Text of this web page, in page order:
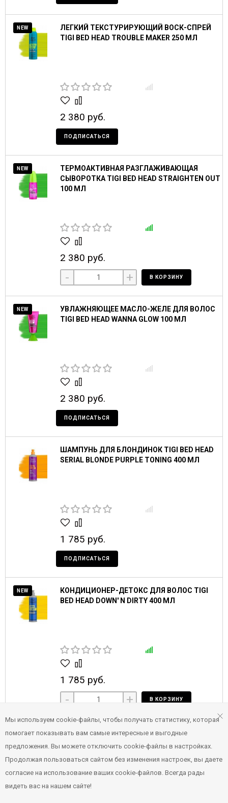
NEW
ЛЕГКИЙ ТЕКСТУРИРУЮЩИЙ ВОСК-СПРЕЙ
TIGI BED HEAD TROUBLE MAKER 250 МЛ
2 380 руб.
ПОДПИСАТЬСЯ
NEW
ТЕРМОАКТИВНАЯ РАЗГЛАЖИВАЮЩАЯ
СЫВОРОТКА TIGI BED HEAD STRAIGHTEN OUT
100 МЛ
2 380 руб.
- + В КОРЗИНУ
NEW
УВЛАЖНЯЮЩЕЕ МАСЛО-ЖЕЛЕ ДЛЯ ВОЛОС
TIGI BED HEAD WANNA GLOW 100 МЛ
2 380 руб.
ПОДПИСАТЬСЯ
ШАМПУНЬ ДЛЯ БЛОНДИНОК TIGI BED HEAD
SERIAL BLONDE PURPLE TONING 400 МЛ
1 785 руб.
ПОДПИСАТЬСЯ
NEW
КОНДИЦИОНЕР-ДЕТОКС ДЛЯ ВОЛОС TIGI
BED HEAD DOWN' N DIRTY 400 МЛ
1 785 руб.
- + В КОРЗИНУ
NEW
ШАМПУНЬ-ДЕТОКС ДЛЯ ВОЛОС TIGI BED
Мы используем cookie-файлы, чтобы получать статистику, которая
помогает показывать вам самые интересные и выгодные
предложения. Вы можете отключить cookie-файлы в настройках.
Продолжая пользоваться сайтом без изменения настроек, вы даете
согласие на использование ваших cookie-файлов. Всегда рады
видеть вас на нашем сайте!